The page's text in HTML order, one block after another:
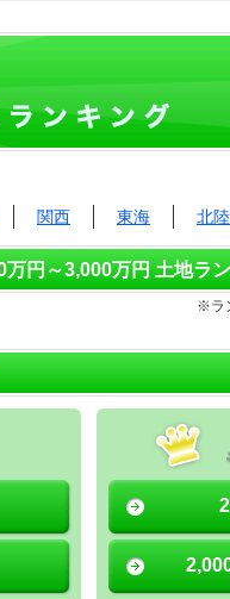
関西 東海 北
円～3,000万円 土地ラ
※ラ